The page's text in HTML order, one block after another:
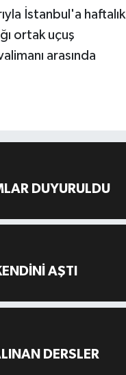
İstanbul'a haftalık
ortak uçuş
arasında
DUYURULDU
AŞTI
DERSLER